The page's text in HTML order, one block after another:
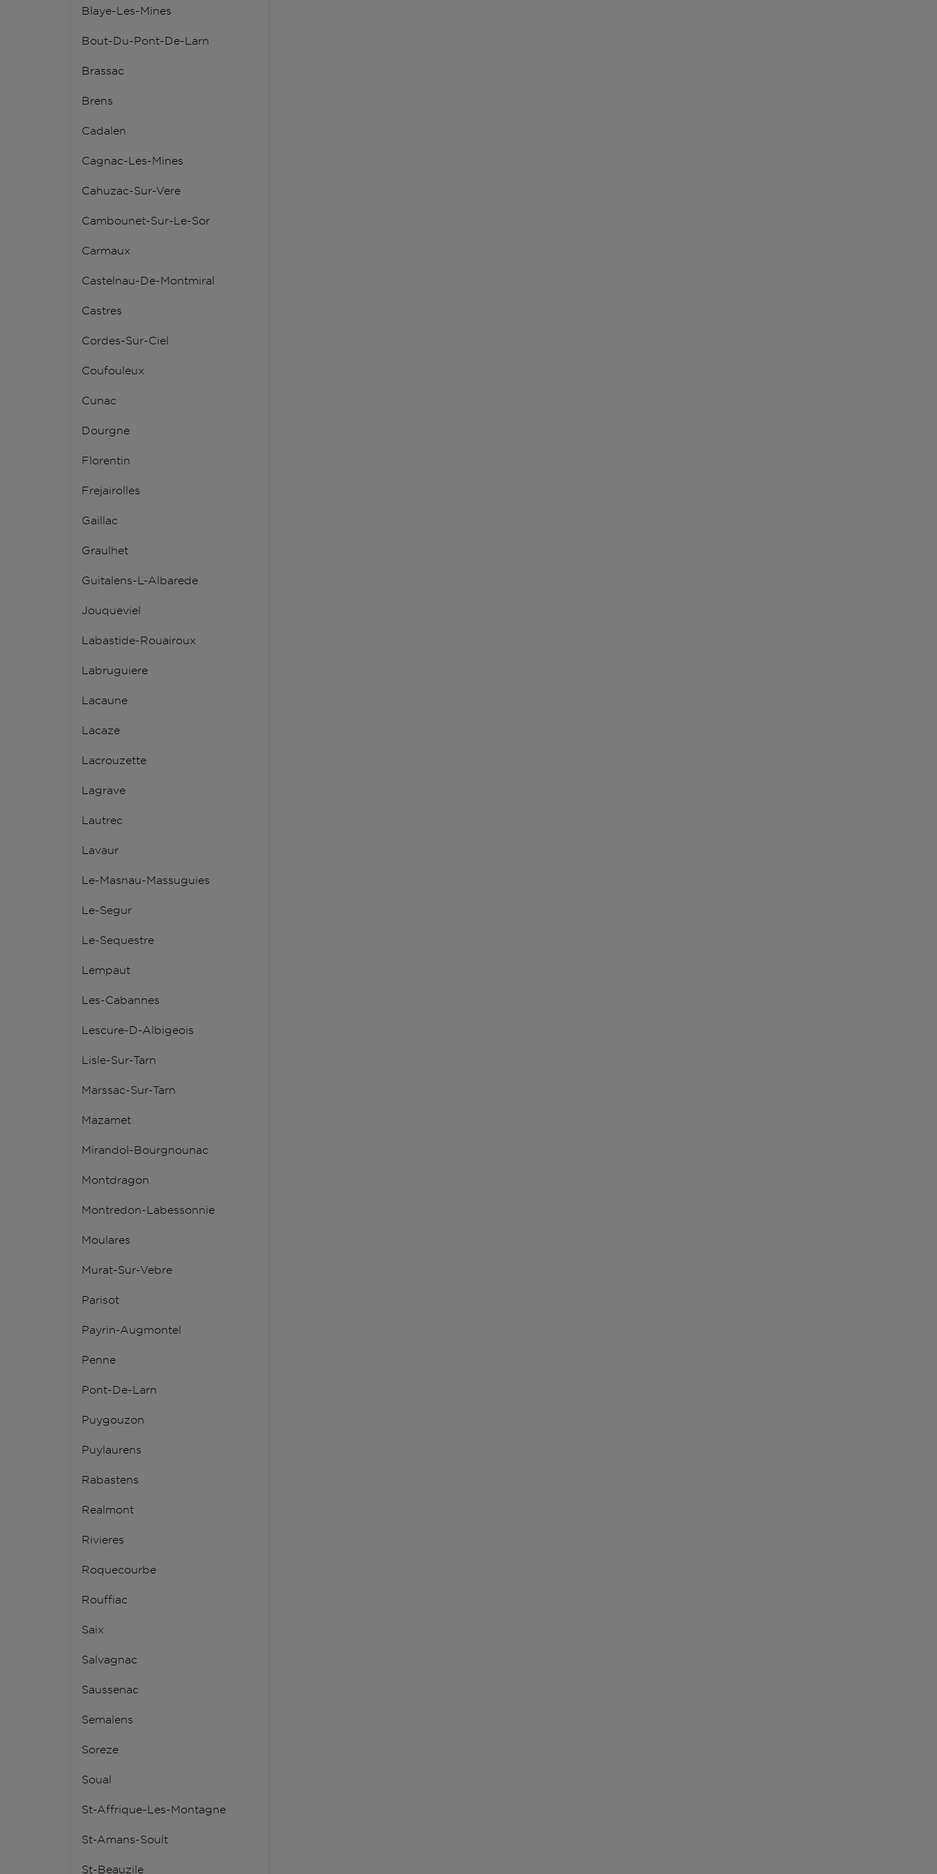
Blaye-Les-Mines
Bout-Du-Pont-De-Larn
Brassac
Brens
Cadalen
Cagnac-Les-Mines
Cahuzac-Sur-Vere
Cambounet-Sur-Le-Sor
Carmaux
Castelnau-De-Montmiral
Castres
Cordes-Sur-Ciel
Coufouleux
Cunac
Dourgne
Florentin
Frejairolles
Gaillac
Graulhet
Guitalens-L-Albarede
Jouqueviel
Labastide-Rouairoux
Labruguiere
Lacaune
Lacaze
Lacrouzette
Lagrave
Lautrec
Lavaur
Le-Masnau-Massuguies
Le-Segur
Le-Sequestre
Lempaut
Les-Cabannes
Lescure-D-Albigeois
Lisle-Sur-Tarn
Marssac-Sur-Tarn
Mazamet
Mirandol-Bourgnounac
Montdragon
Montredon-Labessonnie
Moulares
Murat-Sur-Vebre
Parisot
Payrin-Augmontel
Penne
Pont-De-Larn
Puygouzon
Puylaurens
Rabastens
Realmont
Rivieres
Roquecourbe
Rouffiac
Saix
Salvagnac
Saussenac
Semalens
Soreze
Soual
St-Affrique-Les-Montagne
St-Amans-Soult
St-Beauzile